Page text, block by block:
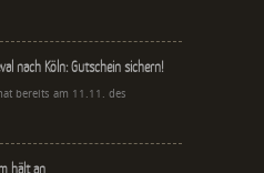
nach Köln: Gutschein sichern!
bereits am 11.11. des
hält an